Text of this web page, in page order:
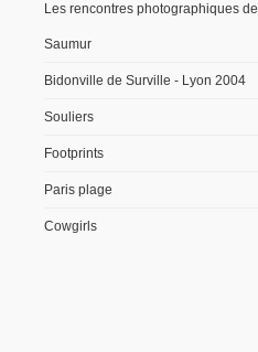
Les rencontres photographiques de
Saumur
Bidonville de Surville - Lyon 2004
Souliers
Footprints
Paris plage
Cowgirls